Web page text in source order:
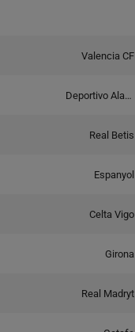
Valencia CF
Deportivo Alaves
Real Betis
Espanyol
Celta Vigo
Girona
Real Madryt